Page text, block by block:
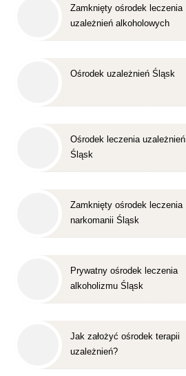
Zamknięty ośrodek leczenia
uzależnień alkoholowych
Ośrodek uzależnień Śląsk
Ośrodek leczenia uzależnień
Śląsk
Zamknięty ośrodek leczenia
narkomanii Śląsk
Prywatny ośrodek leczenia
alkoholizmu Śląsk
Jak założyć ośrodek terapii
uzależnień?